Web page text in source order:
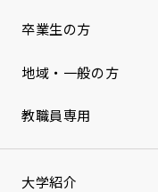
卒業生の方
地域・一般の方
教職員専用
大学紹介